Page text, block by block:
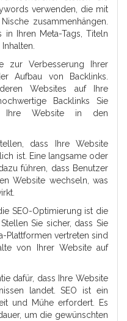
verwenden, die mit
zusammenhängen.
Ihren Meta-Tags, Titeln
zur Verbesserung Ihrer
Aufbau von Backlinks.
Websites auf Ihre
Backlinks Sie
Ihre Website in den
dass Ihre Website
ist. Eine langsame oder
führen, dass Benutzer
Website wechseln, was
SEO-Optimierung ist die
Sie sicher, dass Sie
Plattformen vertreten sind
von Ihrer Website auf
dafür, dass Ihre Website
landet. SEO ist ein
und Mühe erfordert. Es
um die gewünschten